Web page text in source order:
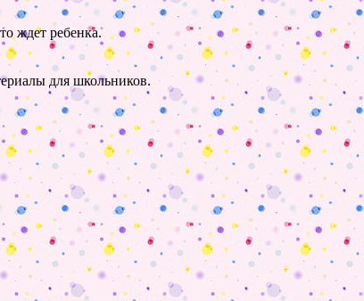
ждет ребенка.
для школьников.